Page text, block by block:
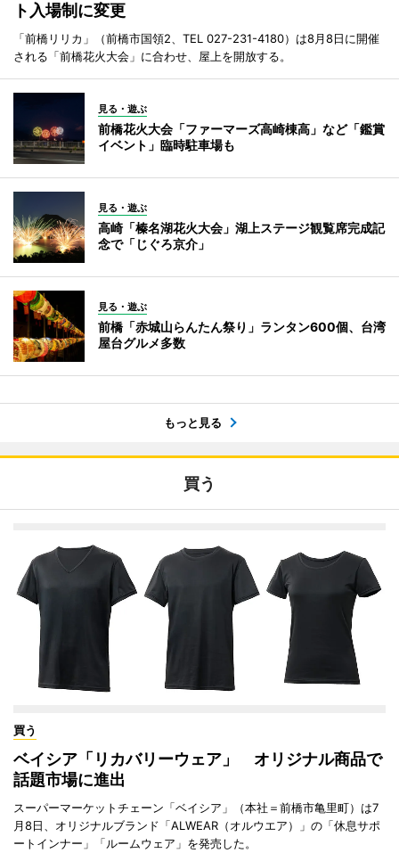
ト入場制に変更
「前橋リリカ」（前橋市国領2、TEL 027-231-4180）は8月8日に開催
される「前橋花火大会」に合わせ、屋上を開放する。
見る・遊ぶ
前橋花火大会「ファーマーズ高崎棟高」など「鑑賞
イベント」臨時駐車場も
見る・遊ぶ
高崎「榛名湖花火大会」湖上ステージ観覧席完成記
念で「じぐろ京介」
見る・遊ぶ
前橋「赤城山らんたん祭り」ランタン600個、台湾
屋台グルメ多数
もっと見る
買う
買う
ベイシア「リカバリーウェア」 オリジナル商品で
話題市場に進出
スーパーマーケットチェーン「ベイシア」（本社＝前橋市亀里町）は7
月8日、オリジナルブランド「ALWEAR（オルウエア）」の「休息サポ
ートインナー」「ルームウェア」を発売した。